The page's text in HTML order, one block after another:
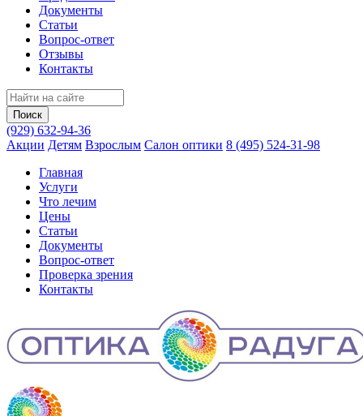
Документы
Статьи
Вопрос-ответ
Отзывы
Контакты
(929) 632-94-36
Акции Детям Взрослым Салон оптики 8 (495) 524-31-98
Главная
Услуги
Что лечим
Цены
Статьи
Документы
Вопрос‑ответ
Проверка зрения
Контакты